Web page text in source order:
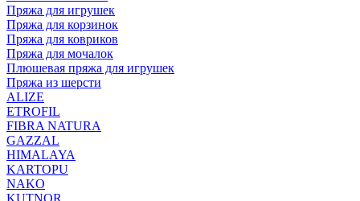
Пряжа для игрушек
Пряжа для корзинок
Пряжа для ковриков
Пряжа для мочалок
Плюшевая пряжа для игрушек
Пряжа из шерсти
ALIZE
ETROFIL
FIBRA NATURA
GAZZAL
HIMALAYA
KARTOPU
NAKO
KUTNOR